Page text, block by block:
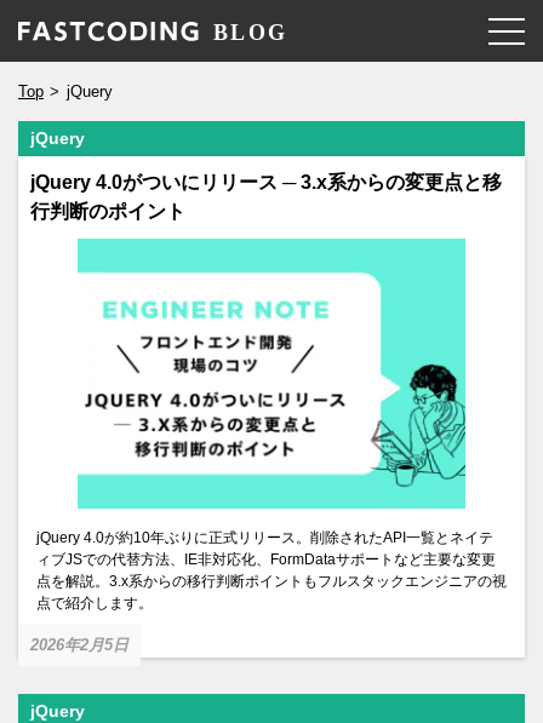
Top jQuery
jQuery
jQuery 4.0がついにリリース ─ 3.x系からの変更点と移
行判断のポイント
jQuery 4.0が約10年ぶりに正式リリース。削除されたAPI一覧とネイテ
ィブJSでの代替方法、IE非対応化、FormDataサポートなど主要な変更
点を解説。3.x系からの移行判断ポイントもフルスタックエンジニアの視
点で紹介します。
2026年2月5日
jQuery